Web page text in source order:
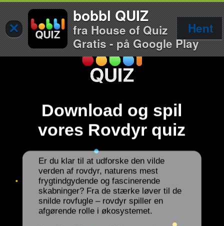
×
bobbl QUIZ
fra House of Quiz
Gratis - på Google Play
Hent
Download og spil
vores Rovdyr quiz
Er du klar til at udforske den vilde
verden af rovdyr, naturens mest
frygtindgydende og fascinerende
skabninger? Fra de stærke løver til de
snilde rovfugle – rovdyr spiller en
afgørende rolle i økosystemet.